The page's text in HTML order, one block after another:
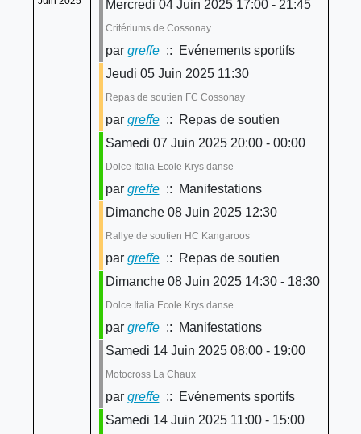
Mercredi 04 Juin 2025 17:00 - 21:45
Critériums de Cossonay
par greffe:: Evénements sportifs
Jeudi 05 Juin 2025 11:30
Repas de soutien FC Cossonay
par greffe:: Repas de soutien
Samedi 07 Juin 2025 20:00 - 00:00
Dolce Italia Ecole Krys danse
par greffe:: Manifestations
Dimanche 08 Juin 2025 12:30
Rallye de soutien HC Kangaroos
par greffe:: Repas de soutien
Dimanche 08 Juin 2025 14:30 - 18:30
Dolce Italia Ecole Krys danse
par greffe:: Manifestations
Samedi 14 Juin 2025 08:00 - 19:00
Motocross La Chaux
par greffe:: Evénements sportifs
Samedi 14 Juin 2025 11:00 - 15:00